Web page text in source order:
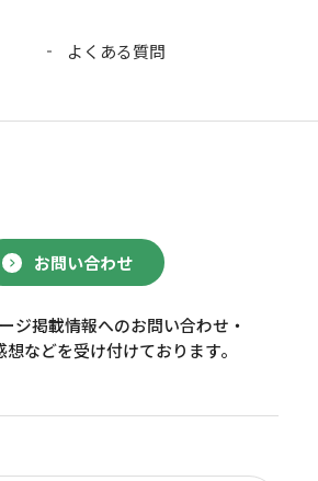
よくある質問
お問い合わせ
ジ掲載情報へのお問い合わせ・
想などを受け付けております。